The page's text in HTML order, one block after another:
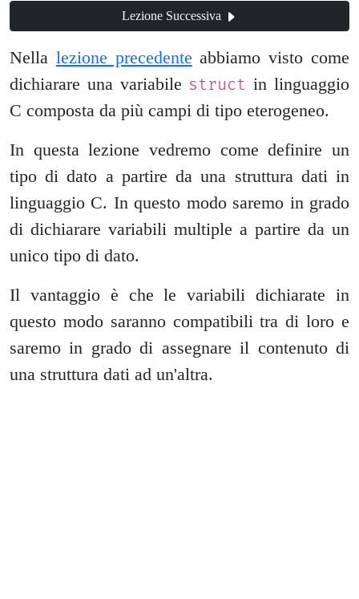
Lezione Successiva
Nella lezione precedente abbiamo visto come
dichiarare una variabile struct in linguaggio
C composta da più campi di tipo eterogeneo.
In questa lezione vedremo come definire un
tipo di dato a partire da una struttura dati in
linguaggio C. In questo modo saremo in grado
di dichiarare variabili multiple a partire da un
unico tipo di dato.
Il vantaggio è che le variabili dichiarate in
questo modo saranno compatibili tra di loro e
saremo in grado di assegnare il contenuto di
una struttura dati ad un'altra.